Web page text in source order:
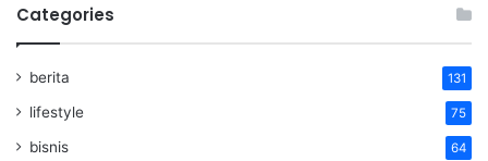
Categories
berita 131
lifestyle 75
bisnis 64